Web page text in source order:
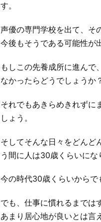
す。
声優の専門学校を出て、そ
今後もそうである可能性が
もしこの先養成所に進んで
なかったらどうでしょうか
それでもあきらめきれずに
しょう。
そしてそんな日々をどんど
う間に人は30歳くらいにな
今の時代30歳くらいからで
でも、仕事に慣れるまでは
あまり居心地が良いとは言